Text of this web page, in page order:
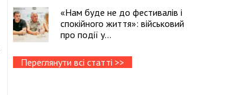
«Нам буде не до фестивалів і
спокійного життя»: військовий
про події у...
Переглянути всі статті >>